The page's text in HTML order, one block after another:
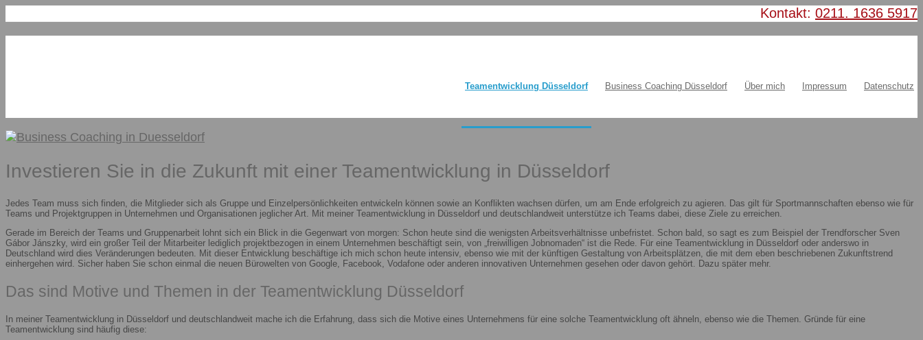
Kontakt: 0211. 1636 5917
Teamentwicklung Düsseldorf Business Coaching Düsseldorf Über mich Impressum Datenschutz
Investieren Sie in die Zukunft mit einer Teamentwicklung in Düsseldorf
Jedes Team muss sich finden, die Mitglieder sich als Gruppe und Einzelpersönlichkeiten entwickeln können sowie an Konflikten wachsen dürfen, um am Ende erfolgreich zu agieren. Das gilt für Sportmannschaften ebenso wie für
Teams und Projektgruppen in Unternehmen und Organisationen jeglicher Art. Mit meiner Teamentwicklung in Düsseldorf und deutschlandweit unterstütze ich Teams dabei, diese Ziele zu erreichen.
Gerade im Bereich der Teams und Gruppenarbeit lohnt sich ein Blick in die Gegenwart von morgen: Schon heute sind die wenigsten Arbeitsverhältnisse unbefristet. Schon bald, so sagt es zum Beispiel der Trendforscher Sven
Gábor Jánszky, wird ein großer Teil der Mitarbeiter lediglich projektbezogen in einem Unternehmen beschäftigt sein, von „freiwilligen Jobnomaden“ ist die Rede. Für eine Teamentwicklung in Düsseldorf oder anderswo in
Deutschland wird dies Veränderungen bedeuten. Mit dieser Entwicklung beschäftige ich mich schon heute intensiv, ebenso wie mit der künftigen Gestaltung von Arbeitsplätzen, die mit dem eben beschriebenen Zukunftstrend
einhergehen wird. Sicher haben Sie schon einmal die neuen Bürowelten von Google, Facebook, Vodafone oder anderen innovativen Unternehmen gesehen oder davon gehört. Dazu später mehr.
Das sind Motive und Themen in der Teamentwicklung Düsseldorf
In meiner Teamentwicklung in Düsseldorf und deutschlandweit mache ich die Erfahrung, dass sich die Motive eines Unternehmens für eine solche Teamentwicklung oft ähneln, ebenso wie die Themen. Gründe für eine
Teamentwicklung sind häufig diese: